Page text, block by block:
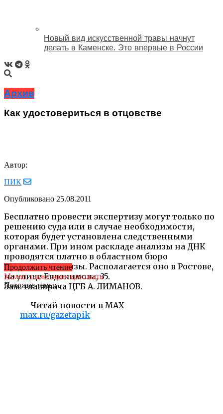
Новый вид искусственной травы начнут
делать в Каменске. Это впервые в России
Архив
Как удостовериться в отцовстве
Автор:
ПИК
Опубликовано 25.08.2011
Бесплатно провести экспертизу могут только по
решению суда или в случае необходимости,
которая будет установлена следственными
органами. При ином раскладе анализы на ДНК
проводятся платно в областном бюро
судмедэкспертизы. Располагается оно в Ростове,
на улице Евдокимова, 35.
Зам. главврача ЦГБ А. ЛИМАНОВ.
Читай новости в MAX
max.ru/gazetapik
Продолжить чтение
Может также заинтересовать
Похожие темы: